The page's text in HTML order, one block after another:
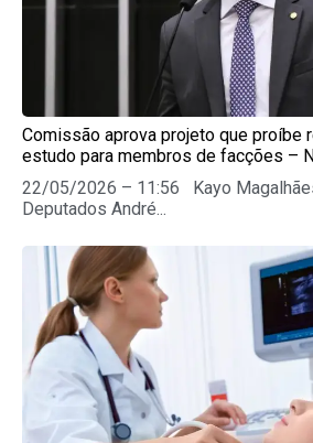
Comissão aprova projeto que proíbe
estudo para membros de facções –
22/05/2026 – 11:56 Kayo
Deputados André...